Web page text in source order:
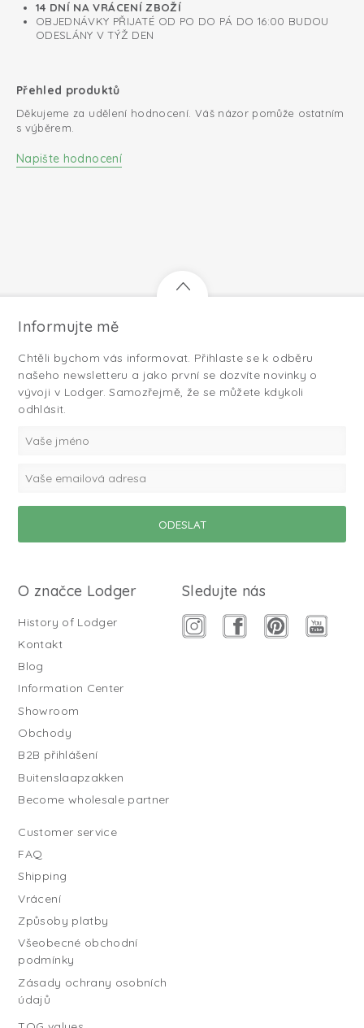
14 DNÍ NA VRÁCENÍ ZBOŽÍ
OBJEDNÁVKY PŘIJATÉ OD PO DO PÁ DO 16:00 BUDOU
ODESLÁNY V TÝŽ DEN
Přehled produktů
Děkujeme za udělení hodnocení. Váš názor pomůže ostatním
s výběrem.
Napište hodnocení
Informujte mě
Chtěli bychom vás informovat. Přihlaste se k odběru
našeho newsletteru a jako první se dozvíte novinky o
vývoji v Lodger. Samozřejmě, že se můžete kdykoli
odhlásit.
O značce Lodger
History of Lodger
Kontakt
Blog
Information Center
Showroom
Obchody
B2B přihlášení
Buitenslaapzakken
Become wholesale partner
Customer service
FAQ
Shipping
Vrácení
Způsoby platby
Všeobecné obchodní
podmínky
Zásady ochrany osobních
údajů
Sledujte nás